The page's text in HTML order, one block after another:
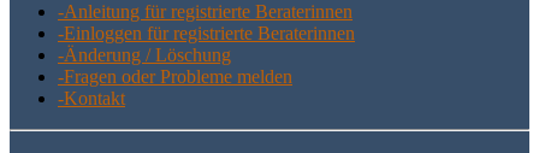
-Anlei­tung für regis­trier­te Beraterinnen
-Ein­log­gen für regis­trier­te Beraterinnen
-Ände­rung / Löschung
-Fra­gen oder Pro­ble­me melden
-Kon­takt